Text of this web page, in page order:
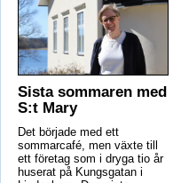
Sista sommaren med
S:t Mary
Det började med ett
sommarcafé, men växte till
ett företag som i dryga tio år
huserat på Kungsgatan i